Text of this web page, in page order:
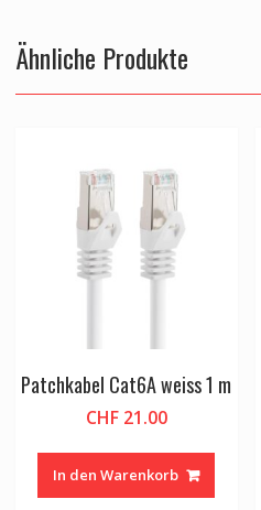
Ähnliche Produkte
Patchkabel Cat6A weiss 1 m
CHF21.00
In den Warenkorb